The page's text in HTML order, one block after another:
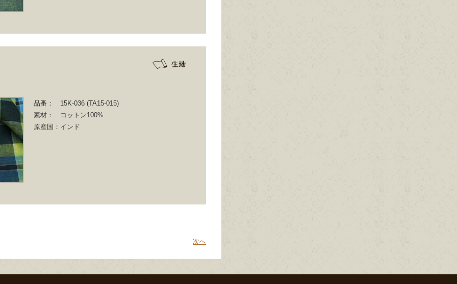
品番：
15K-036 (TA15‐015)
素材：
コットン100%
原産国： インド
次へ